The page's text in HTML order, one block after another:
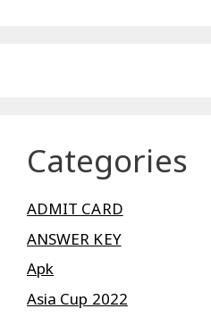
Categories
ADMIT CARD
ANSWER KEY
Apk
Asia Cup 2022